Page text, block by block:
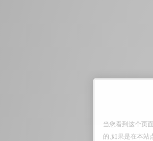
当您看到这个页
的,如果是在本站